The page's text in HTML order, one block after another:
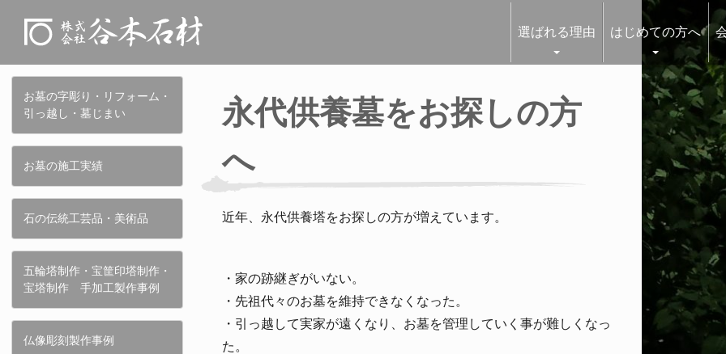
選ばれる理由 はじめての方へ
お墓の字彫り・リフォーム・
引っ越し・墓じまい
お墓の施工実績
石の伝統工芸品・美術品
五輪塔制作・宝筐印塔制作・
宝塔制作 手加工製作事例
仏像彫刻製作事例
永代供養墓をお探しの方
へ
近年、永代供養塔をお探しの方が増えています。
・家の跡継ぎがいない。
・先祖代々のお墓を維持できなくなった。
・引っ越して実家が遠くなり、お墓を管理していく事が難しくなっ
た。